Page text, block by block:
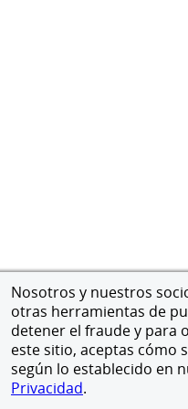
Nosotros y nuestros
otras herramientas de
detener el fraude y para
este sitio, aceptas cómo
según lo establecido en
Privacidad.